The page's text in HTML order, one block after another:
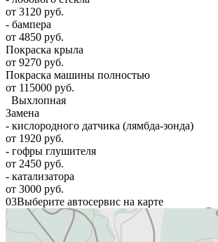
от 3120 руб.
- бампера
от 4850 руб.
Покраска крыла
от 9270 руб.
Покраска машины полностью
от 115000 руб.
Выхлопная
Замена
- кислородного датчика (лямбда-зонда)
от 1920 руб.
- гофры глушителя
от 2450 руб.
- катализатора
от 3000 руб.
03Выберите автосервис на карте